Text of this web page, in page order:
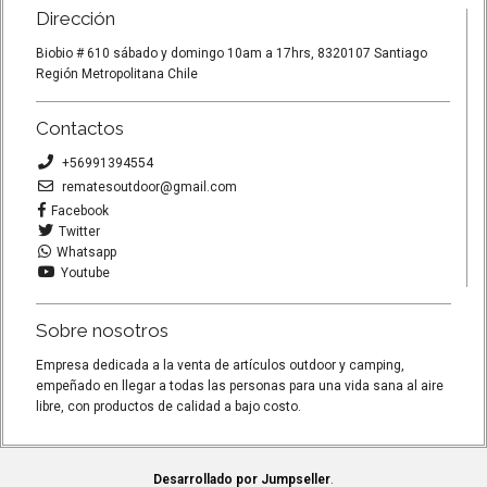
Dirección
Biobio # 610 sábado y domingo 10am a 17hrs, 8320107 Santiago
Región Metropolitana Chile
Contactos
+56991394554
rematesoutdoor@gmail.com
Facebook
Twitter
Whatsapp
Youtube
Sobre nosotros
Empresa dedicada a la venta de artículos outdoor y camping,
empeñado en llegar a todas las personas para una vida sana al aire
libre, con productos de calidad a bajo costo.
Desarrollado por Jumpseller